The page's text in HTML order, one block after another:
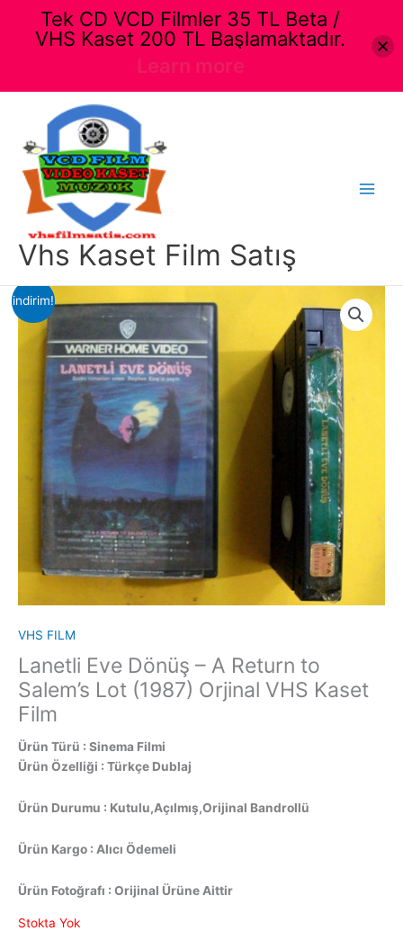
Vhs Kaset Film Satış
indirim!
VHS FILM
Lanetli Eve Dönüş – A Return to
Salem’s Lot (1987) Orjinal VHS Kaset
Film
Ürün Türü : Sinema Filmi
Ürün Özelliği : Türkçe Dublaj
Ürün Durumu : Kutulu,Açılmış,Orijinal Bandrollü
Ürün Kargo : Alıcı Ödemeli
Ürün Fotoğrafı : Orijinal Ürüne Aittir
Stokta Yok
Tek CD VCD Filmler 35 TL Beta /
VHS Kaset 200 TL Başlamaktadır.
Learn more